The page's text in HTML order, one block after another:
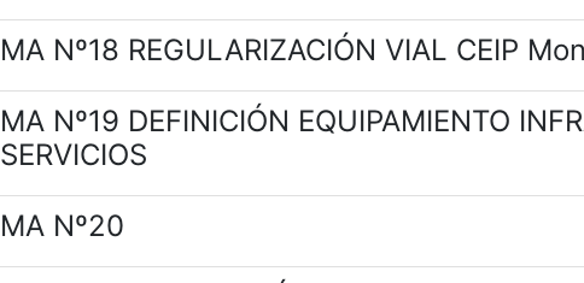
MA Nº18 REGULARIZACIÓN VIAL CEIP
MA Nº19 DEFINICIÓN EQUIPAMIENTO
SERVICIOS
MA Nº20